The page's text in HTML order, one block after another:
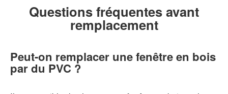
Questions fréquentes avant
remplacement
Peut-on remplacer une fenêtre en bois
par du PVC ?